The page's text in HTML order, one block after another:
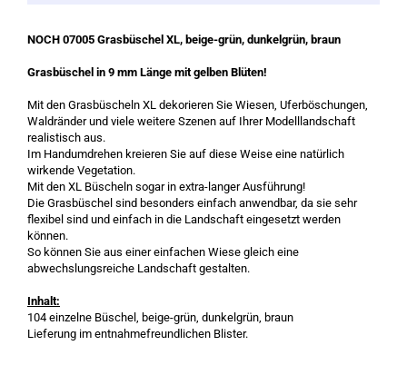
NOCH 07005 Grasbüschel XL, beige-grün, dunkelgrün, braun
Grasbüschel in 9 mm Länge mit gelben Blüten!
Mit den Grasbüscheln XL dekorieren Sie Wiesen, Uferböschungen,
Waldränder und viele weitere Szenen auf Ihrer Modelllandschaft
realistisch aus.
Im Handumdrehen kreieren Sie auf diese Weise eine natürlich
wirkende Vegetation.
Mit den XL Büscheln sogar in extra-langer Ausführung!
Die Grasbüschel sind besonders einfach anwendbar, da sie sehr
flexibel sind und einfach in die Landschaft eingesetzt werden
können.
So können Sie aus einer einfachen Wiese gleich eine
abwechslungsreiche Landschaft gestalten.
Inhalt:
104 einzelne Büschel, beige-grün, dunkelgrün, braun
Lieferung im entnahmefreundlichen Blister.